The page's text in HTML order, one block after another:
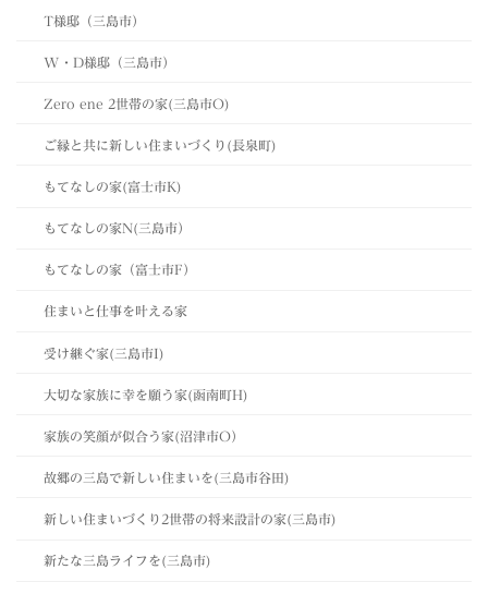
T様邸（三島市）
W・D様邸（三島市）
Zero ene 2世帯の家(三島市O)
ご縁と共に新しい住まいづくり(長泉町)
もてなしの家(富士市K)
もてなしの家N(三島市）
もてなしの家（富士市F）
住まいと仕事を叶える家
受け継ぐ家(三島市I)
大切な家族に幸を願う家(函南町H)
家族の笑顔が似合う家(沼津市O）
故郷の三島で新しい住まいを(三島市谷田)
新しい住まいづくり2世帯の将来設計の家(三島市)
新たな三島ライフを(三島市)